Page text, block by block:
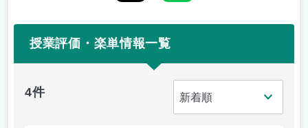
授業評価・楽単情報一覧
4件